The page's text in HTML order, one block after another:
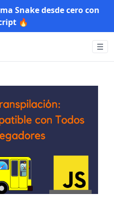
Snake desde cero con
🔥
☰